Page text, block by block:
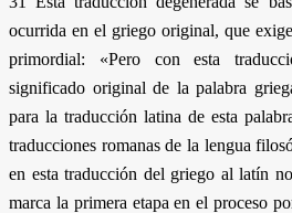
ocurrida en el griego original, que
primordial: «Pero con esta
significado original de la palabra
para la traducción latina de esta
traducciones romanas de la lengua
en esta traducción del griego al latín
marca la primera etapa en el proceso